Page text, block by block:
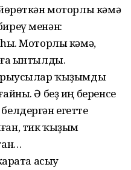
моторлы кәмә
менән:
Моторлы кәмә,
ынтылды.
ҡыҙымды
Ә беҙ иң беренсе
егетте
тик ҡыҙым
асыу